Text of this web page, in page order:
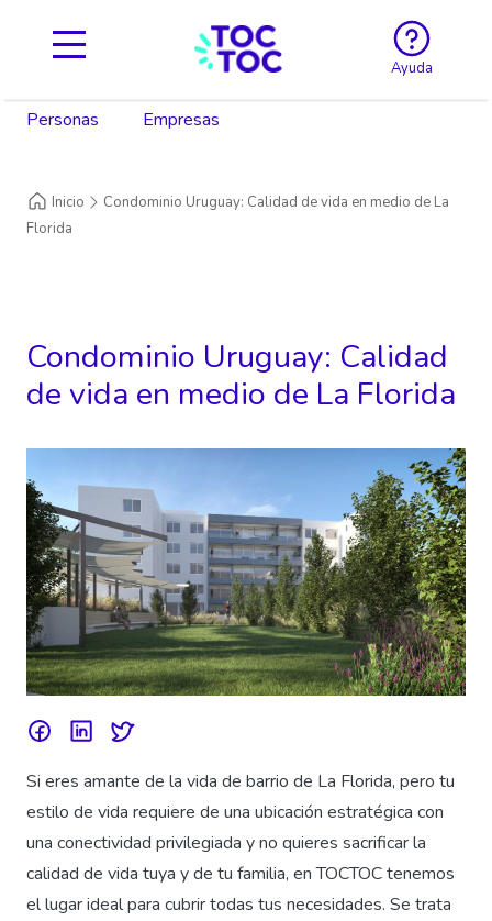
Ayuda
Personas Empresas
Inicio
Condominio Uruguay: Calidad de vida en medio de La
Florida
Condominio Uruguay: Calidad
de vida en medio de La Florida
Si eres amante de la vida de barrio de La Florida, pero tu
estilo de vida requiere de una ubicación estratégica con
una conectividad privilegiada y no quieres sacrificar la
calidad de vida tuya y de tu familia, en TOCTOC tenemos
el lugar ideal para cubrir todas tus necesidades. Se trata